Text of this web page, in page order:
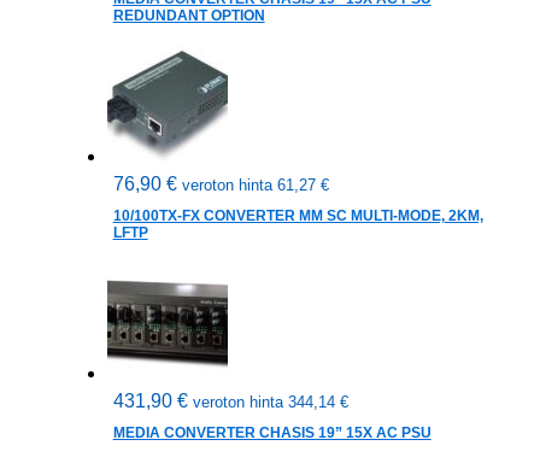
REDUNDANT OPTION
76,90 € veroton hinta 61,27 €
10/100TX-FX CONVERTER MM SC MULTI-MODE, 2KM,
LFTP
431,90 € veroton hinta 344,14 €
MEDIA CONVERTER CHASIS 19” 15X AC PSU